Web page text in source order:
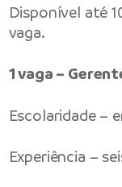
Disponível até
vaga.
1 vaga –
Escolaridade –
Experiência –